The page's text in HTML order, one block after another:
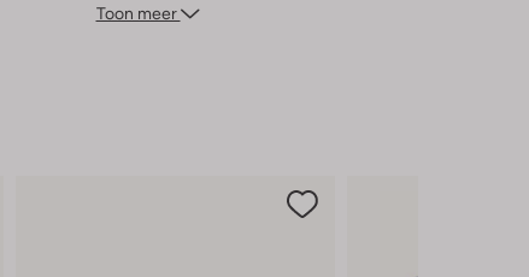
Toon meer